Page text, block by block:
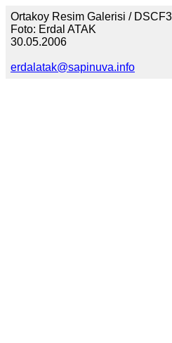
Ortakoy Resim Galerisi /
Foto: Erdal ATAK
30.05.2006
erdalatak@sapinuva.info